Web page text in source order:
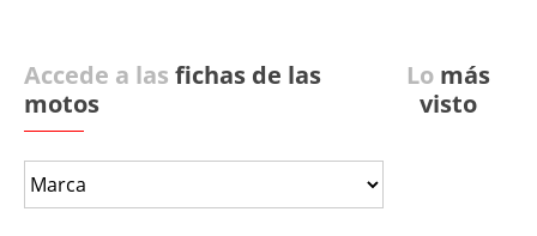
Accede a las fichas de las
motos
Lo más
visto